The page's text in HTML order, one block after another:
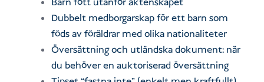
Dubbelt medborgarskap för ett barn som
föds av föräldrar med olika nationaliteter
Översättning och utländska dokument: när
du behöver en auktoriserad översättning